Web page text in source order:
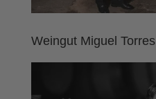
Weingut Miguel Torres